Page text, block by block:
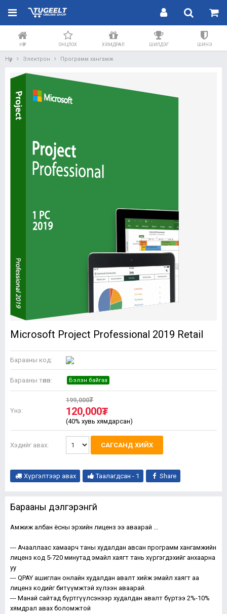
НҮҮР ОНЦЛОХ ХЯМДРАЛ ШИЛДЭГ ШИНЭ
Нүүр Электрон Программ хангамж
Microsoft Project Professional 2019 Retail
Барааны код:
Барааны төлөв: Бэлэн байгаа
Үнэ:
199,000₮
120,000₮
(40% хувь хямдарсан)
Хэдийг авах: САГСАНД ХИЙХ
Хүргэлтээр авах Таалагдсан - 1 Share
Барааны дэлгэрэнгүй
Амжиж албан ёсны эрхийн лиценз ээ аваарай ...
--- Ачааллаас хамаарч таны худалдан авсан программ хангамжийн
лиценз код 5-720 минутад эмайл хаягт тань хүргэгдэхийг анхаарна
уу
--- QPAY ашиглан онлайн худалдан авалт хийж эмайл хаягт аа
лиценз кодийг битүүмжтэй хүлээн аваарай.
--- Манай сайтад бүртгүүлсэнээр худалдан авалт бүртээ 2%-10%
хямдрал авах боломжтой